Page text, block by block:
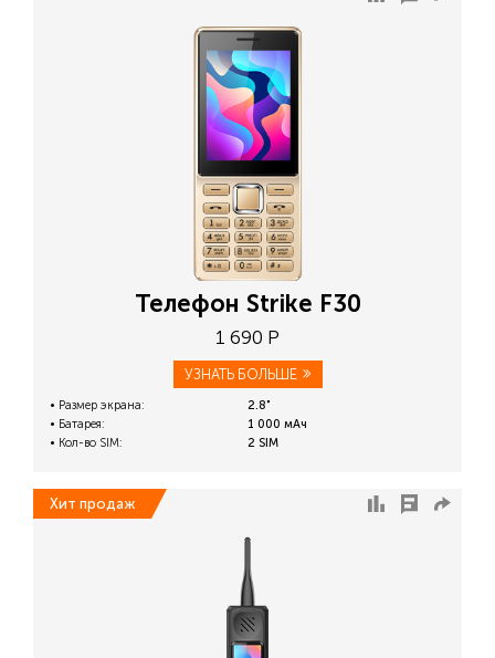
Телефон Strike F30
1 690 Р
УЗНАТЬ БОЛЬШЕ
Размер экрана:
2.8"
Батарея:
1 000 мАч
Кол-во SIM:
2 SIM
Хит продаж